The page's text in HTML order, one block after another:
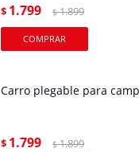
$ 1.799 $ 1.899
Carro plegable para
$ 1.799 $ 1.899